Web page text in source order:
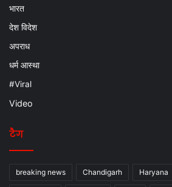
भारत
देश विदेश
अपराध
धर्म आस्था
#Viral
Video
टैग
breaking news Chandigarh Haryana